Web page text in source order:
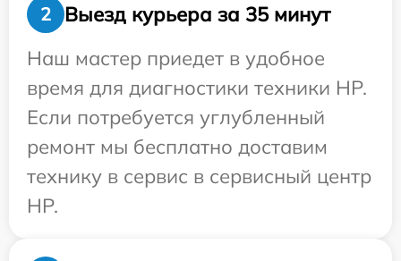
2
Выезд курьера за 35 минут
Наш мастер приедет в удобное
время для диагностики техники HP.
Если потребуется углубленный
ремонт мы бесплатно доставим
технику в сервис в сервисный центр
HP.